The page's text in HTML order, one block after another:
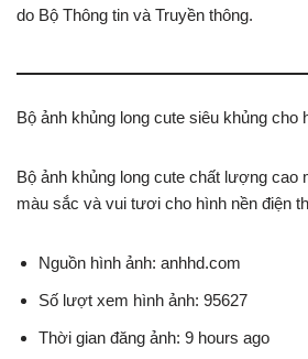
do Bộ Thông tin và Truyền thông.
Bộ ảnh khủng long cute siêu khủng cho
Bộ ảnh khủng long cute chất lượng cao
màu sắc và vui tươi cho hình nền điện
Nguồn hình ảnh: anhhd.com
Số lượt xem hình ảnh: 95627
Thời gian đăng ảnh: 9 hours ago